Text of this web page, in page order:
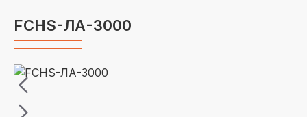
FCHS-ЛА-3000